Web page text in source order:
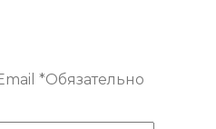
*Обязательно